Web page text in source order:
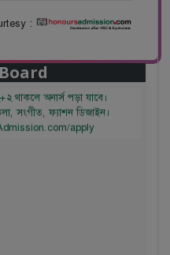
:
apply
থাকলে অনার্স পড়া যাবে।
সংগীত, ফ্যাশন ডিজাইন।
apply